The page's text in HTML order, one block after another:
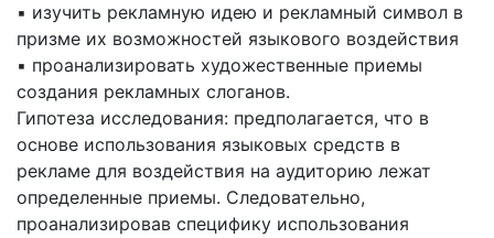
▪ изучить рекламную идею и рекламный символ в
призме их возможностей языкового воздействия
▪ проанализировать художественные приемы
создания рекламных слоганов.
Гипотеза исследования: предполагается, что в
основе использования языковых средств в
рекламе для воздействия на аудиторию лежат
определенные приемы. Следовательно,
проанализировав специфику использования